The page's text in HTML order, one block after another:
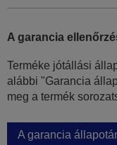
A garancia
Terméke jótállási
alábbi "Garancia
meg a termék
A garancia